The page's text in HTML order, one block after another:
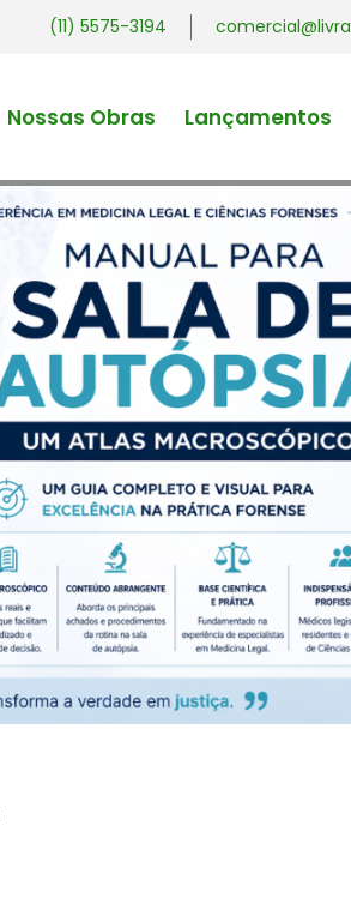
(11) 5575-3194
Nossas Obras Lançamentos